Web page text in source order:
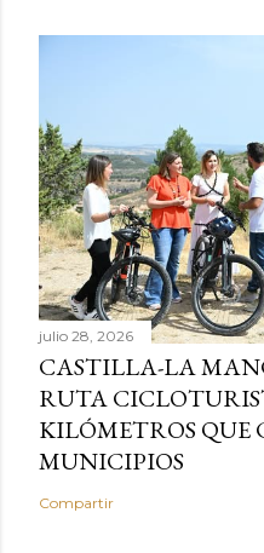
julio 28, 2026
CASTILLA-LA
RUTA
KILÓMETROS QUE
MUNICIPIOS
Compartir